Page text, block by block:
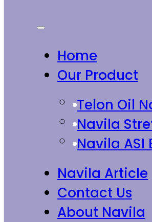
Home
Our Product
Telon Oil
Navila
Navila ASI
Navila Article
Contact Us
About Navila